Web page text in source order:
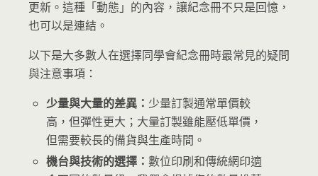
更新。這種「動態」的內容，讓紀念冊不只是回憶，
也可以是連結。
以下是大多數人在選擇同學會紀念冊時最常見的疑問
與注意事項：
少量與大量的差異： 少量訂製通常單價較
高，但彈性更大；大量訂製雖能壓低單價，
但需要較長的備貨與生產時間。
機台與技術的選擇：數位印刷和傳統網印適